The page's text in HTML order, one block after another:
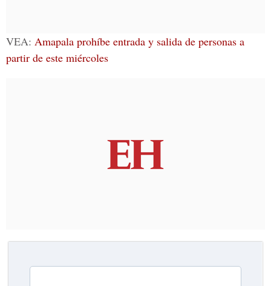
VEA: Amapala prohíbe entrada y salida de personas a
partir de este miércoles